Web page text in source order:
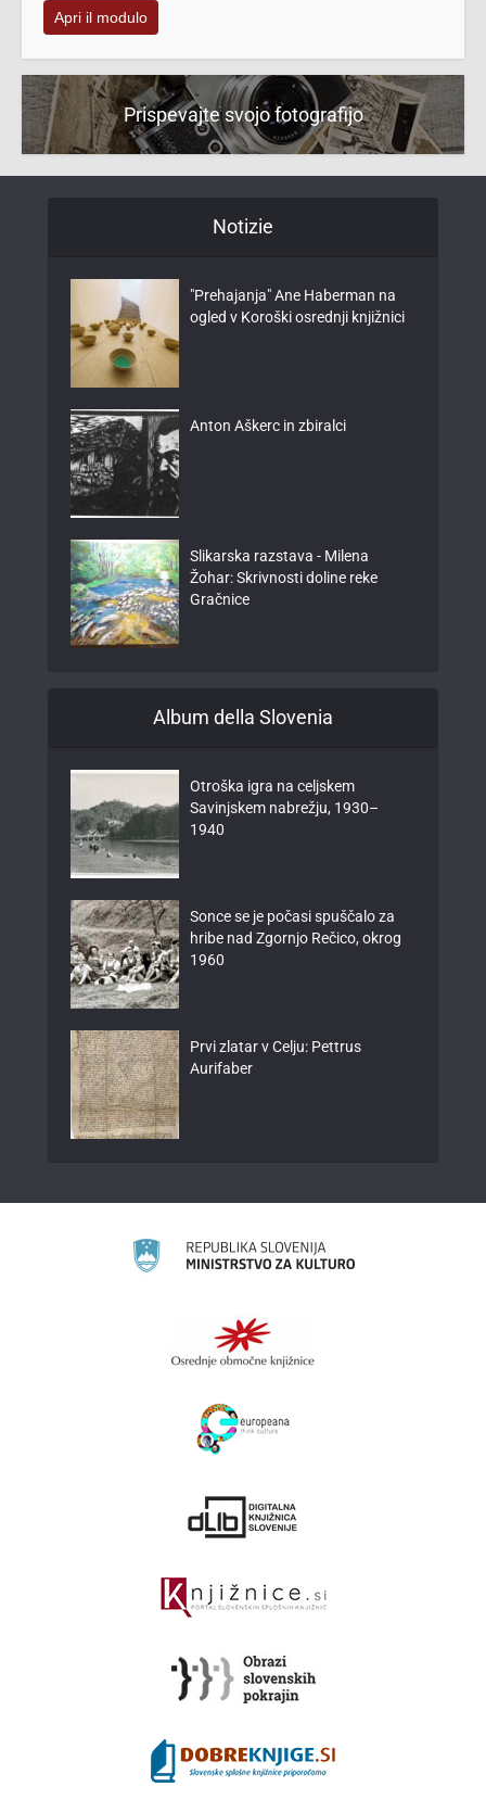
Apri il modulo
Prispevajte svojo fotografijo
Notizie
"Prehajanja" Ane Haberman na
ogled v Koroški osrednji knjižnici
Anton Aškerc in zbiralci
Slikarska razstava - Milena
Žohar: Skrivnosti doline reke
Gračnice
Album della Slovenia
Otroška igra na celjskem
Savinjskem nabrežju, 1930–
1940
Sonce se je počasi spuščalo za
hribe nad Zgornjo Rečico, okrog
1960
Prvi zlatar v Celju: Pettrus
Aurifaber